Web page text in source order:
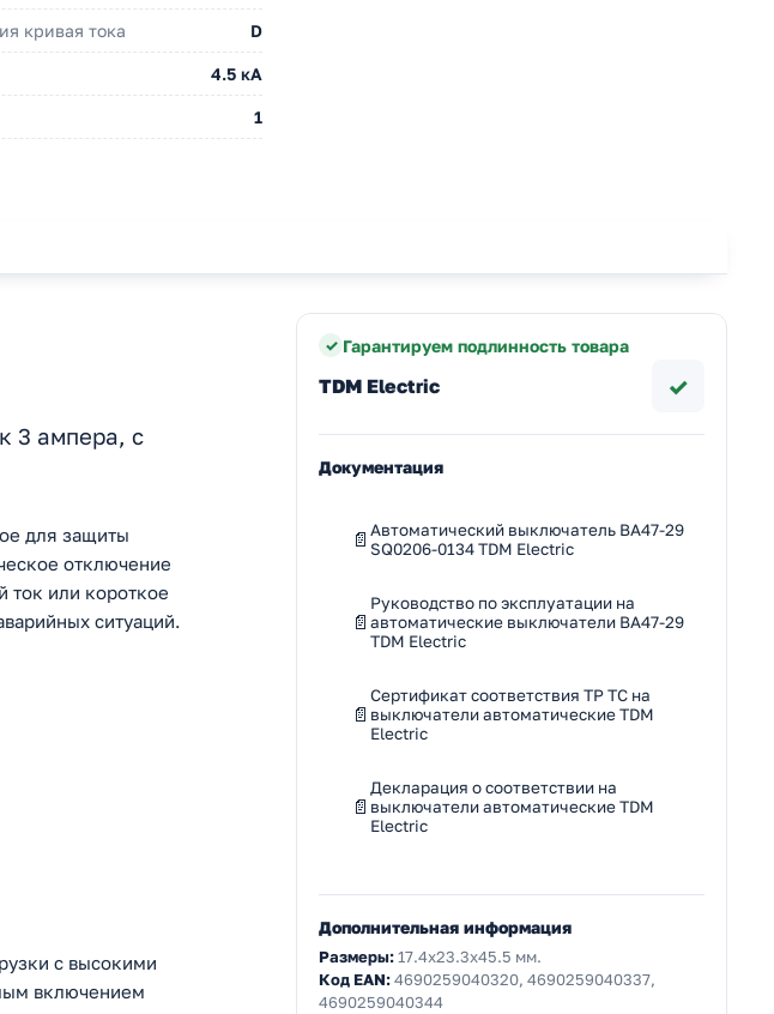
кривая тока D
4.5 кА
1
3 ампера, с
для защиты
отключение
ток или короткое
ситуаций.
с высокими
включением
Гарантируем подлинность товара
TDM Electric ✓
Документация
Автоматический выключатель ВА47-29
SQ0206-0134 TDM Electric
Руководство по эксплуатации на
автоматические выключатели ВА47-29
TDM Electric
Сертификат соответствия ТР ТС на
выключатели автоматические TDM
Electric
Декларация о соответствии на
выключатели автоматические TDM
Electric
Дополнительная информация
Размеры:17.4x23.3x45.5 мм.
Код EAN:4690259040320, 4690259040337,
4690259040344